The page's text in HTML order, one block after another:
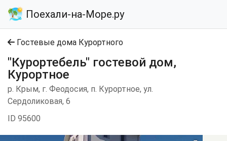
Поехали-на-Море.ру
Гостевые дома Курортного
"Курортебель" гостевой дом,
Курортное
р. Крым, г. Феодосия, п. Курортное, ул.
Сердоликовая, 6
ID 95600